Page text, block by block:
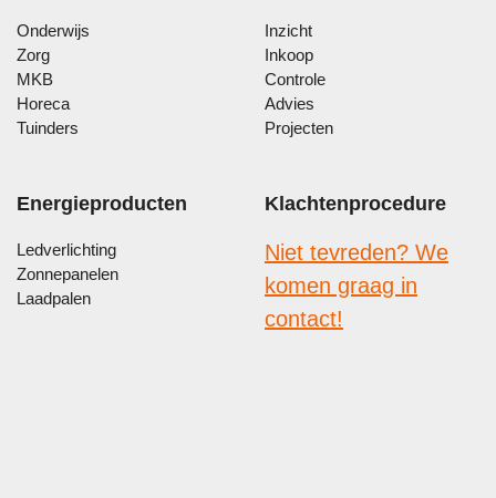
Onderwijs
Zorg
MKB
Horeca
Tuinders
Inzicht
Inkoop
Controle
Advies
Projecten
Energieproducten
Ledverlichting
Zonnepanelen
Laadpalen
Klachtenprocedure
Niet tevreden? We
komen graag in
contact!